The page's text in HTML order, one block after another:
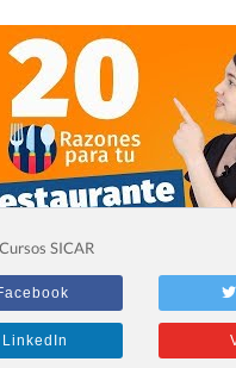
Para
Cursos SICAR
LinkedIn